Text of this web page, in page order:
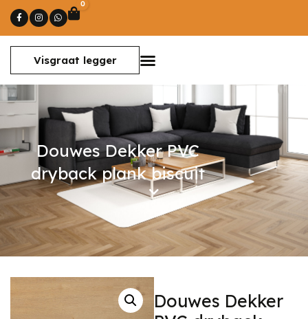
0
Visgraat legger
Douwes Dekker PVC
dryback plank biscuit
Douwes Dekker